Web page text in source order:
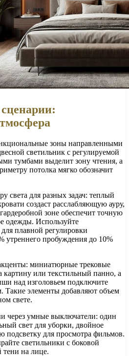
зоны направленными
светильник с регулируемой
тумбами выделит зону чтения, а
потолка мягко обозначит
света для разных задач: теплый
создаст расслабляющую ауру,
зоне обеспечит точную
одежды. Используйте
плавной регулировки
утреннего пробуждения до 10%
миниатюрные трековые
картину или текстильный панно, а
над изголовьем подключите
Такие элементы добавляют объем
свете.
через умные выключатели: один
свет для уборки, двойное
для просмотра фильмов.
светильники с боковой
тени на лице.